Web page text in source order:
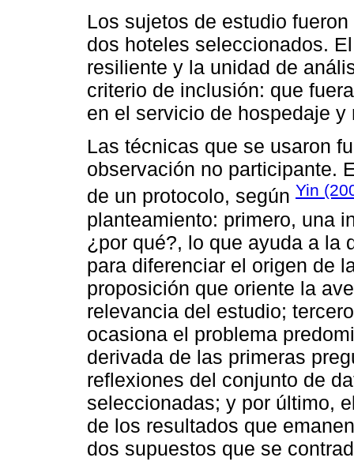
Los sujetos de estudio
dos hoteles seleccionados.
resiliente y la unidad de
criterio de inclusión: que
en el servicio de hospedaje
Las técnicas que se usaron
observación no participante.
de un protocolo, según Yin
planteamiento: primero, una
¿por qué?, lo que ayuda a la
para diferenciar el origen de
proposición que oriente la
relevancia del estudio;
ocasiona el problema
derivada de las primeras
reflexiones del conjunto de
seleccionadas; y por último,
de los resultados que
dos supuestos que se